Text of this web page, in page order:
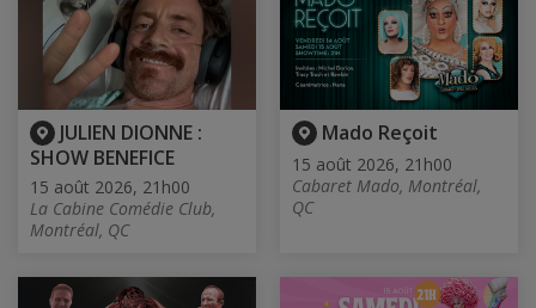
JULIEN DIONNE :
SHOW BENEFICE
15 août 2026, 21h00
La Cabine Comédie Club,
Montréal, QC
Mado Reçoit
15 août 2026, 21h00
Cabaret Mado, Montréal,
QC